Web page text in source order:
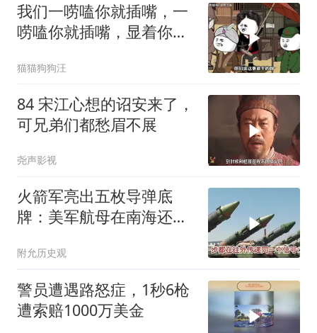
我们一唠嗑你就插嘴，一
唠嗑你就插嘴，显着你
猫猫狗狗汪
84 宋江心想的诏安来了，
可兄弟们都愁眉不展
尧声影视
火箭军亮出五枚导弹底
牌：美军航母在南海还有
附允历史观
警员遭遇路怒症，1秒6枪
遭索赔1000万美金